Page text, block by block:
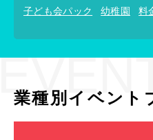
子ども会パック
幼稚園 料
業種別イベント